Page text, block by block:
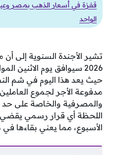
الواحد
تشير الأجندة السنوية إلى
2026 سيوافق يوم الاثنين
مدفوعة الأجر لجموع
والمصرفية والخاصة على
اللحظة أي قرار رسمي يقضي
الأسبوع، مما يعني بقاءها في